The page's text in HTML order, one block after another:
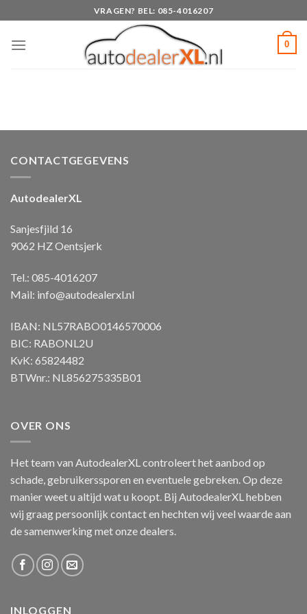
to
content
VRAGEN? BEL: 085-4016207
0
CONTACTGEGEVENS
AutodealerXL
Sanjesfjild 16
9062 HZ Oentsjerk
Tel.: 085-4016207
Mail: info@autodealerxl.nl
IBAN: NL57RABO0146570006
BIC: RABONL2U
KvK: 65824482
BTWnr.: NL856275335B01
OVER ONS
Het team van AutodealerXL controleert het aanbod op
schade, gebruikerssporen en eventuele gebreken. Op deze
manier weet u altijd wat u koopt. Bij AutodealerXL hebben
wij graag persoonlijk contact en hechten wij veel waarde aan
de samenwerking met onze dealers.
INLOGGEN